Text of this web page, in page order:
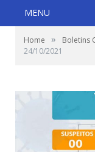
MENU
Home » Boletins
24/10/2021